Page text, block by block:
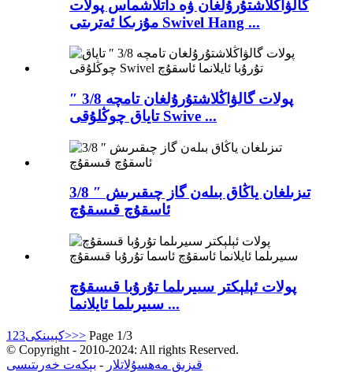
گالۋاڭلاشتۇرۇلغان ۋە داتلاشماس پولات
مۇزىكا ئەترىتى Swivel Hang ...
پولات گالۋاڭلاشتۇرۇلغان تامچە 3/8 ″
تاياق چوڭلۇقى Swive ...
3/8 ″ تىزىلغان ياڭاق بىلەن گاز چىقىرىش
ئاسقۇچ قىسقۇچ
پولات ئېلېكتر سىيرىلما تۇرۇبا قىسقۇچ
سىيرىلما ئايلانما ...
1 23 كېيىنكى>>> Page 1/3
© Copyright - 2010-2024: All rights Reserved.
قىزىق مەھسۇلاتلار - بېكەت خەرىتىسى